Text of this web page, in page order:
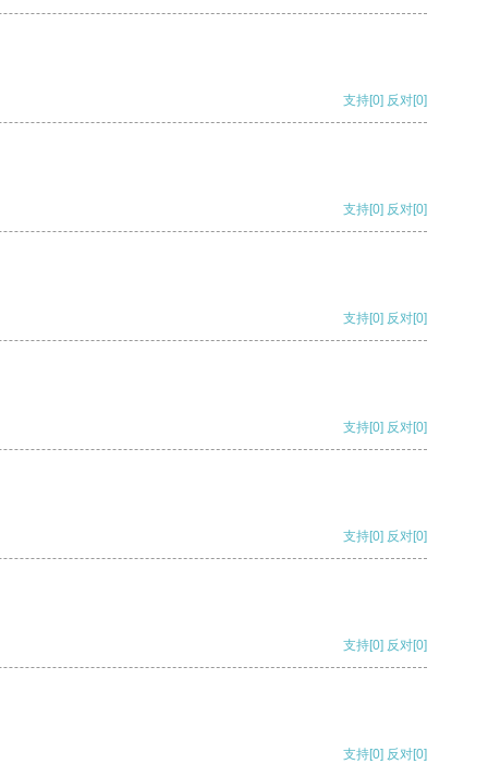
支持[0] 反对[0]
支持[0] 反对[0]
支持[0] 反对[0]
支持[0] 反对[0]
支持[0] 反对[0]
支持[0] 反对[0]
支持[0] 反对[0]